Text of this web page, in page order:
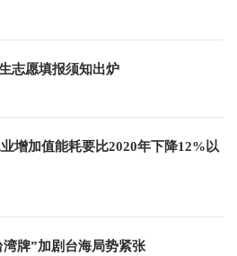
志愿填报须知出炉
牌”加剧台海局势紧张